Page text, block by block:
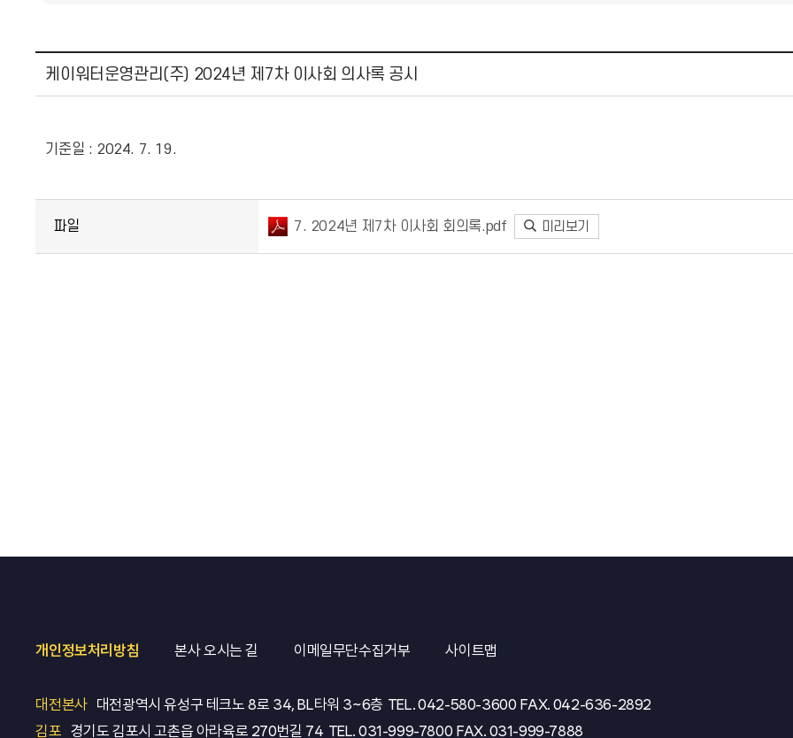
케이워터운영관리(주) 2024년 제7차 이사회 의사록 공시
기준일 : 2024. 7. 19.
파일 7. 2024년 제7차 이사회 회의록.pdf 미리보기
개인정보처리방침 본사 오시는 길 이메일무단수집거부 사이트맵
대전본사 대전광역시 유성구 테크노 8로 34, BL타워 3~6층 TEL.042-580-3600 FAX. 042-636-2892
김포 경기도 김포시 고촌읍 아라육로 270번길 74 TEL. 031-999-7800 FAX. 031-999-7888